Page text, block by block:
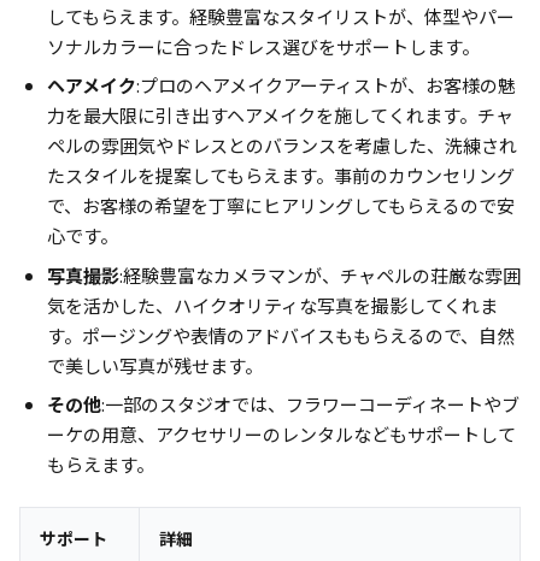
してもらえます。経験豊富なスタイリストが、体型やパー
ソナルカラーに合ったドレス選びをサポートします。
ヘアメイク:プロのヘアメイクアーティストが、お客様の魅
力を最大限に引き出すヘアメイクを施してくれます。チャ
ペルの雰囲気やドレスとのバランスを考慮した、洗練され
たスタイルを提案してもらえます。事前のカウンセリング
で、お客様の希望を丁寧にヒアリングしてもらえるので安
心です。
写真撮影:経験豊富なカメラマンが、チャペルの荘厳な雰囲
気を活かした、ハイクオリティな写真を撮影してくれま
す。ポージングや表情のアドバイスももらえるので、自然
で美しい写真が残せます。
その他:一部のスタジオでは、フラワーコーディネートやブ
ーケの用意、アクセサリーのレンタルなどもサポートして
もらえます。
サポート
詳細